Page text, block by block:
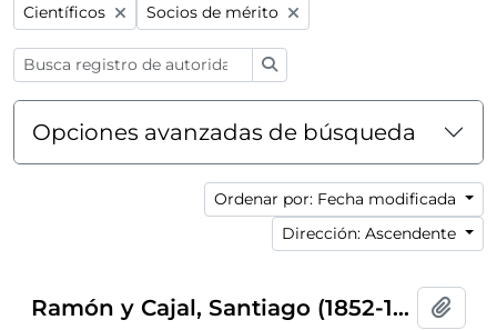
Remove filter:
Científicos Remove filter:
Socios de mérito
Opciones avanzadas de búsqueda
Ordenar por: Fecha modificada
Dirección: Ascendente
Ramón y Cajal, Santiago (1852-1934)